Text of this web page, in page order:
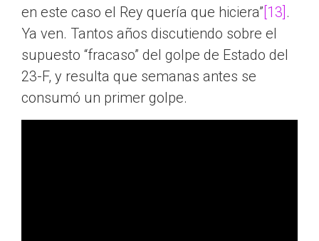
en este caso el Rey quería que hiciera”[13] .
Ya ven. Tantos años discutiendo sobre el
supuesto “fracaso” del golpe de Estado del
23-F, y resulta que semanas antes se
consumó un primer golpe.